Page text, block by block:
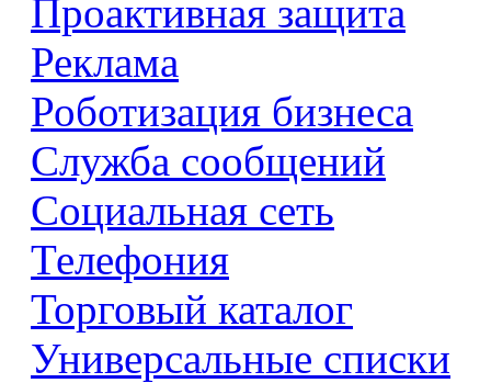
Проактивная защита
Реклама
Роботизация бизнеса
Служба сообщений
Социальная сеть
Телефония
Торговый каталог
Универсальные списки